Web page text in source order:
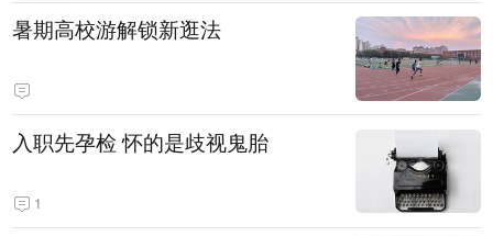
暑期高校游解锁新逛法
入职先孕检 怀的是歧视鬼胎
1